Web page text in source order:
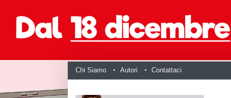
Chi Siamo Autori Contattaci